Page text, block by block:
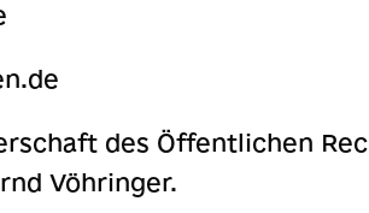
des Öffentlichen
Vöhringer.